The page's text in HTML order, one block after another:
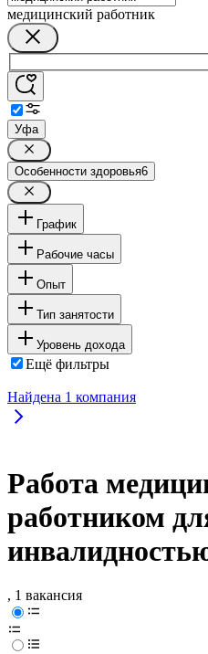
медицинский работник
Уфа
Особенности здоровья6
График
Рабочие часы
Опыт
Тип занятости
Уровень дохода
Ещё фильтры
Найдена 1 компания
Работа
работником
, 1 вакансия